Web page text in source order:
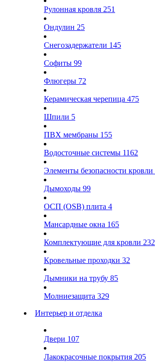
Рулонная кровля 251
Ондулин 25
Снегозадержатели 145
Софиты 99
Флюгеры 72
Керамическая черепица 475
Шпили 5
ПВХ мембраны 155
Водосточные системы 1162
Элементы безопасности кровли
Дымоходы 99
ОСП (OSB) плита 4
Мансардные окна 165
Комплектующие для кровли 232
Кровельные проходки 32
Дымники на трубу 85
Молниезащита 329
Интерьер и отделка
Двери 107
Лакокрасочные покрытия 205